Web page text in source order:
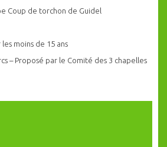
Coup de torchon de Guidel
moins de 15 ans
– Proposé par le Comité des 3 chapelles